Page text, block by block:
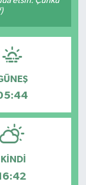
İKINDI